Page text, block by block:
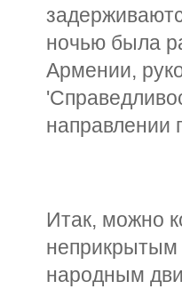
ночью была
Армении,
направлении
Итак, можно
неприкрытым
народным